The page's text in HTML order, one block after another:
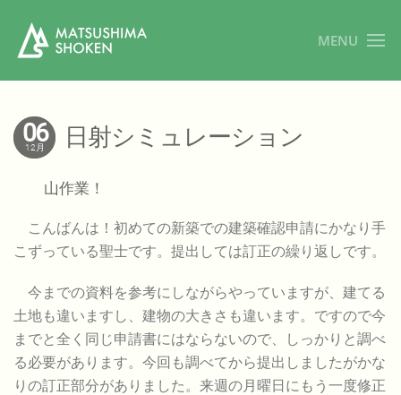
MENU
06
12月 日射シミュレーション
山作業！
こんばんは！初めての新築での建築確認申請にかなり手
こずっている聖士です。提出しては訂正の繰り返しです。
今までの資料を参考にしながらやっていますが、建てる
土地も違いますし、建物の大きさも違います。ですので今
までと全く同じ申請書にはならないので、しっかりと調べ
る必要があります。今回も調べてから提出しましたがかな
りの訂正部分がありました。来週の月曜日にもう一度修正